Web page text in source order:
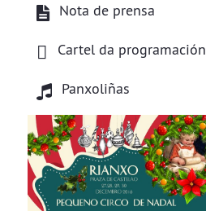
Nota de prensa
Cartel da programación
Panxoliñas